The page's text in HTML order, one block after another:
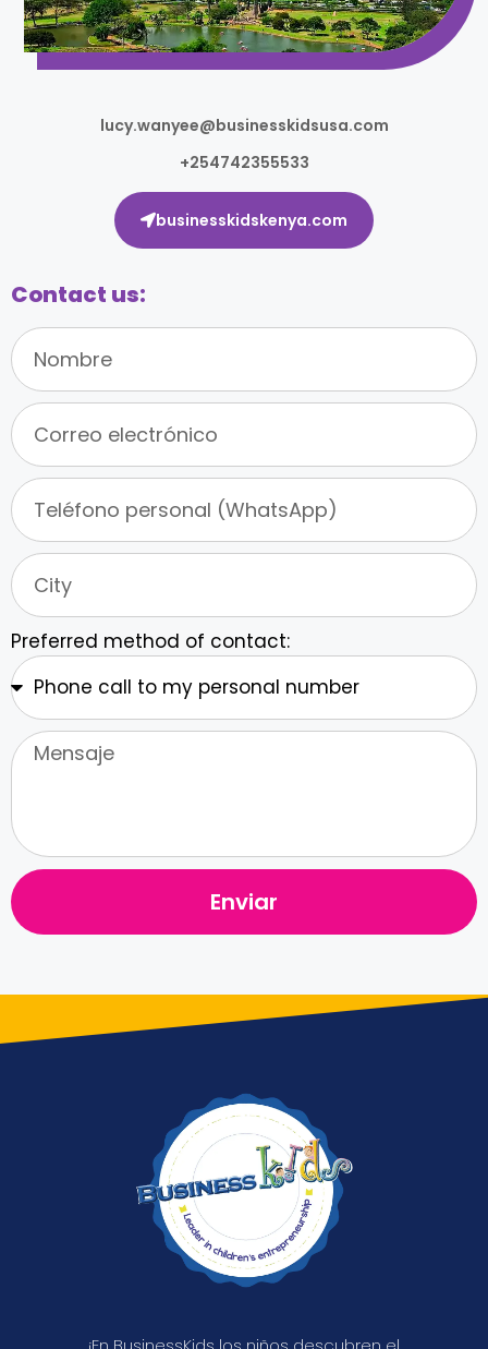
lucy.wanyee@businesskidsusa.com
+254742355533
businesskidskenya.com
Contact us:
Preferred method of contact:
Enviar